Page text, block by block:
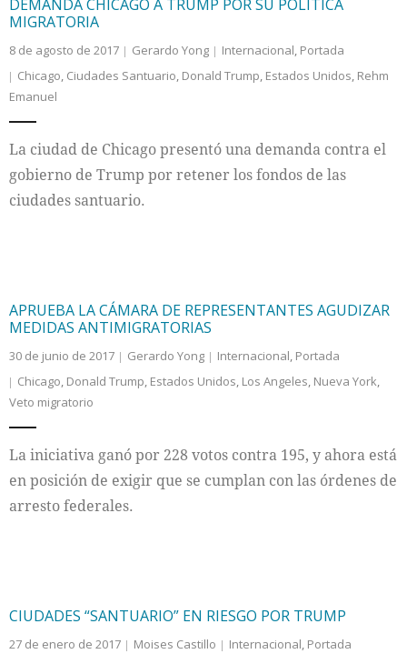
DEMANDA CHICAGO A TRUMP POR SU POLÍTICA
MIGRATORIA
8 de agosto de 2017 Gerardo Yong Internacional, Portada
Chicago, Ciudades Santuario, Donald Trump, Estados Unidos, Rehm
Emanuel
La ciudad de Chicago presentó una demanda contra el
gobierno de Trump por retener los fondos de las
ciudades santuario.
APRUEBA LA CÁMARA DE REPRESENTANTES AGUDIZAR
MEDIDAS ANTIMIGRATORIAS
30 de junio de 2017 Gerardo Yong Internacional, Portada
Chicago, Donald Trump, Estados Unidos, Los Angeles, Nueva York,
Veto migratorio
La iniciativa ganó por 228 votos contra 195, y ahora está
en posición de exigir que se cumplan con las órdenes de
arresto federales.
CIUDADES “SANTUARIO” EN RIESGO POR TRUMP
27 de enero de 2017 Moises Castillo Internacional, Portada